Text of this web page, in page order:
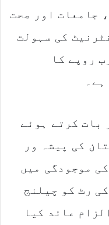
جامعات اور صحت
کی سہولت
روپے کا
بات کرتے ہوئے
کی پیشہ ور
موجودگی میں
رٹ کو چیلنج
عائد کیا